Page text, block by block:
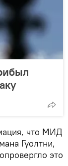
что МИД
Гуолтни,
это